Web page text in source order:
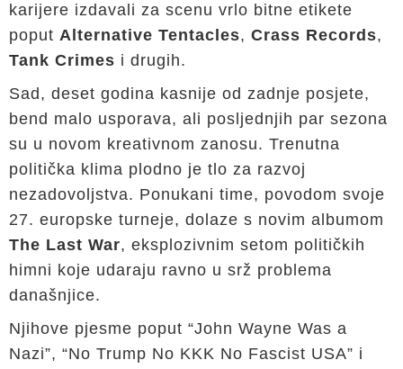
karijere izdavali za scenu vrlo bitne etikete
poput Alternative Tentacles, Crass Records,
Tank Crimes i drugih.
Sad, deset godina kasnije od zadnje posjete,
bend malo usporava, ali posljednjih par sezona
su u novom kreativnom zanosu. Trenutna
politička klima plodno je tlo za razvoj
nezadovoljstva. Ponukani time, povodom svoje
27. europske turneje, dolaze s novim albumom
The Last War, eksplozivnim setom političkih
himni koje udaraju ravno u srž problema
današnjice.
Njihove pjesme poput “John Wayne Was a
Nazi”, “No Trump No KKK No Fascist USA” i